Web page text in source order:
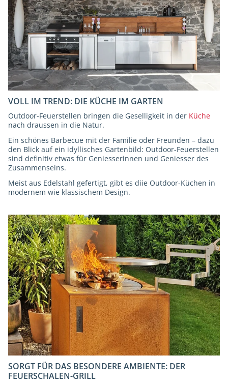
VOLL IM TREND: DIE KÜCHE IM GARTEN
Outdoor-Feuerstellen bringen die Geselligkeit in der Küche
nach draussen in die Natur.
Ein schönes Barbecue mit der Familie oder Freunden – dazu
den Blick auf ein idyllisches Gartenbild: Outdoor-Feuerstellen
sind definitiv etwas für Geniesserinnen und Geniesser des
Zusammenseins.
Meist aus Edelstahl gefertigt, gibt es diie Outdoor-Küchen in
modernem wie klassischem Design.
SORGT FÜR DAS BESONDERE AMBIENTE: DER
FEUERSCHALEN-GRILL